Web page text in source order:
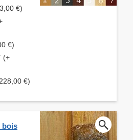
€)
€)
(+
€)
bois